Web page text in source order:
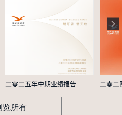
二零二五年中期业绩报告 二零二
览所有